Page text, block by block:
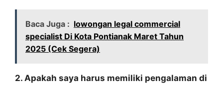
Baca Juga : lowongan legal commercial
specialist Di Kota Pontianak Maret Tahun
2025 (Cek Segera)
2. Apakah saya harus memiliki pengalaman di